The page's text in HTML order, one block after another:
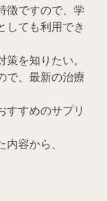
徴ですので、学
しても利用でき
を知りたい。
で、最新の治療
すすめのサプリ
容から、